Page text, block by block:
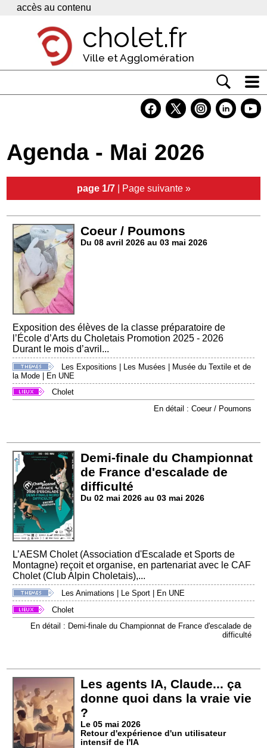
Panneau de gestion des cookies
accès au contenu
cholet.fr
Ville et Agglomération
Economie
Services
Agenda - Mai 2026
page 1/7| Page suivante »
Coeur / Poumons
Du 08 avril 2026 au 03 mai 2026
Exposition des élèves de la classe préparatoire de
l’École d’Arts du Choletais Promotion 2025 - 2026
Durant le mois d’avril...
Les Expositions | Les Musées | Musée du Textile et de
la Mode | En UNE
Cholet
En détail : Coeur / Poumons
Demi-finale du Championnat
de France d'escalade de
difficulté
Du 02 mai 2026 au 03 mai 2026
L’AESM Cholet (Association d'Escalade et Sports de
Montagne) reçoit et organise, en partenariat avec le CAF
Cholet (Club Alpin Choletais),...
Les Animations Le Sport
En UNE
Cholet
En détail : Demi-finale du Championnat de France d'escalade de
difficulté
Les agents IA, Claude... ça
donne quoi dans la vraie vie
?
Le 05 mai 2026
Retour d'expérience d'un utilisateur
intensif de l'IA